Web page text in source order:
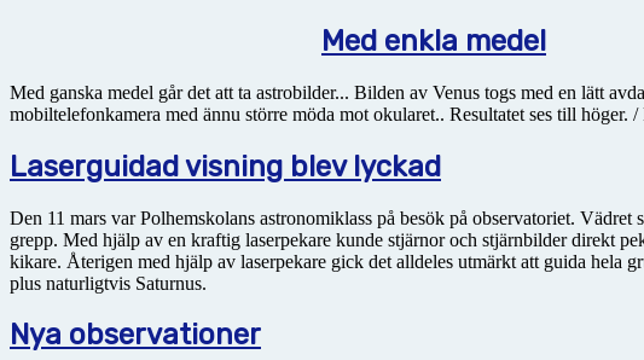
Med enkla medel
Med ganska medel går det att ta astrobilder... Bilden av Venus togs med en lätt
mobiltelefonkamera med ännu större möda mot okularet.. Resultatet ses till höger. /
Laserguidad visning blev lyckad
Den 11 mars var Polhemskolans astronomiklass på besök på observatoriet.
grepp. Med hjälp av en kraftig laserpekare kunde stjärnor och stjärnbilder direkt
kikare. Återigen med hjälp av laserpekare gick det alldeles utmärkt att guida hela
plus naturligtvis Saturnus.
Nya observationer